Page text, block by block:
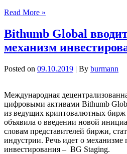
Read More »
Bithumb Global
механизм
Posted on 09.10.2019 | By burmann
Международная
цифровыми активами Bithumb
из ведущих криптовалютных
объявила о введении новой
словам представителей биржи,
индустрии. Речь идет о механизме
инвестирования – BG Staging.